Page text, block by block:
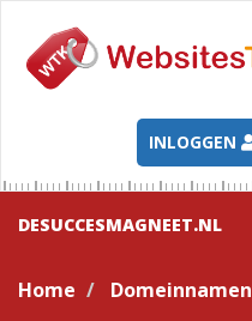
INLOGGEN
DESUCCESMAGNEET.NL
Home Domeinnamen